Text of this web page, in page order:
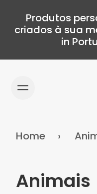
Produtos
criados à sua
in
Home
Animais